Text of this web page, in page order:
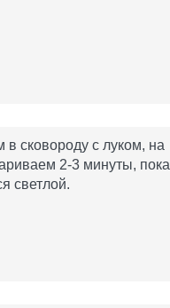
в сковороду с луком, на
2-3 минуты, пока
светлой.